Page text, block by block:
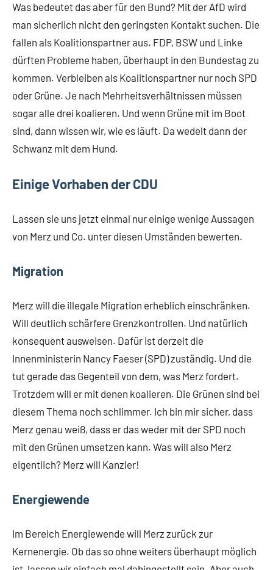
Was bedeutet das aber für den Bund? Mit der AfD wird
man sicherlich nicht den geringsten Kontakt suchen. Die
fallen als Koalitionspartner aus. FDP, BSW und Linke
dürften Probleme haben, überhaupt in den Bundestag zu
kommen. Verbleiben als Koalitionspartner nur noch SPD
oder Grüne. Je nach Mehrheitsverhältnissen müssen
sogar alle drei koalieren. Und wenn Grüne mit im Boot
sind, dann wissen wir, wie es läuft. Da wedelt dann der
Schwanz mit dem Hund.
Einige Vorhaben der CDU
Lassen sie uns jetzt einmal nur einige wenige Aussagen
von Merz und Co. unter diesen Umständen bewerten.
Migration
Merz will die illegale Migration erheblich einschränken.
Will deutlich schärfere Grenzkontrollen. Und natürlich
konsequent ausweisen. Dafür ist derzeit die
Innenministerin Nancy Faeser (SPD) zuständig. Und die
tut gerade das Gegenteil von dem, was Merz fordert.
Trotzdem will er mit denen koalieren. Die Grünen sind bei
diesem Thema noch schlimmer. Ich bin mir sicher, dass
Merz genau weiß, dass er das weder mit der SPD noch
mit den Grünen umsetzen kann. Was will also Merz
eigentlich? Merz will Kanzler!
Energiewende
Im Bereich Energiewende will Merz zurück zur
Kernenergie. Ob das so ohne weiters überhaupt möglich